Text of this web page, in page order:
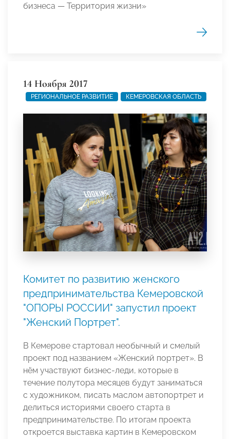
бизнеса — Территория жизни»
14 Ноября 2017
РЕГИОНАЛЬНОЕ РАЗВИТИЕ КЕМЕРОВСКАЯ ОБЛАСТЬ
Комитет по развитию женского
предпринимательства Кемеровской
"ОПОРЫ РОССИИ" запустил проект
"Женский Портрет".
В Кемерове стартовал необычный и смелый
проект под названием «Женский портрет». В
нём участвуют бизнес-леди, которые в
течение полутора месяцев будут заниматься
с художником, писать маслом автопортрет и
делиться историями своего старта в
предпринимательстве. По итогам проекта
откроется выставка картин в Кемеровском